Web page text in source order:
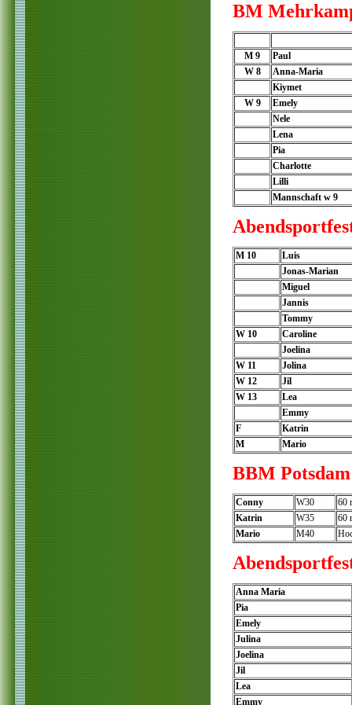
BM
M 9
Paul
W 8
Anna-Maria
Kiymet
W 9
Emely
Nele
Lena
Pia
Charlotte
Lilli
Mannschaft w 9
M 10
Luis
Jonas-Marian
Miguel
Jannis
Tommy
W 10
Caroline
Joelina
W 11
Jolina
W 12
Jil
W 13
Lea
Emmy
F
Katrin
M
Mario
BBM Potsdam
Conny W30
60
Katrin
W35
60
Mario
M40
Anna Maria
Pia
Emely
Julina
Joelina
Jil
Lea
Emmy